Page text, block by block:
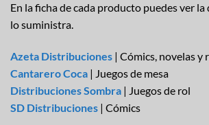
En la ficha de cada producto puedes ver
lo suministra.
Azeta Distribuciones | Cómics, novelas y
Cantarero Coca | Juegos de mesa
Distribuciones Sombra | Juegos de rol
SD Distribuciones | Cómics